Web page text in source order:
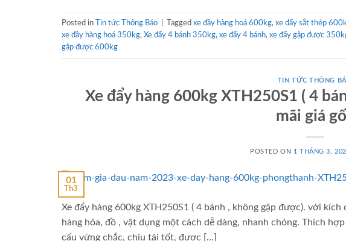
Posted in Tin tức Thông Báo Tagged xe đầy hàng hoá 600kg, xe đẩy sắt thép
xe đầy hàng hoá 350kg, Xe đẩy 4 bánh 350kg, xe đẩy 4 bánh, xe đẩy gập được
gập được 600kg
TIN TỨC THÔNG
Xe đẩy hàng 600kg XTH250S1 ( 4
mãi giá
POSTED ON 1 THÁNG 3,
01
Th3
Xe đẩy hàng 600kg XTH250S1 ( 4 bánh , không gập được). với
hàng hóa, đồ , vật dụng một cách dễ dàng, nhanh chóng. Thích
cấu vững chắc, chịu tải tốt, được […]